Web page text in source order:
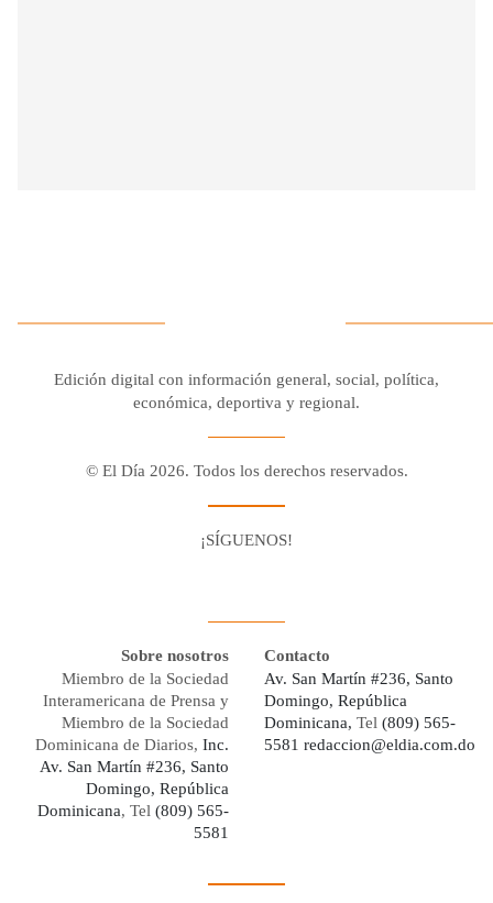
Edición digital con información general, social, política,
económica, deportiva y regional.
© El Día 2026. Todos los derechos reservados.
¡SÍGUENOS!
Sobre nosotros
Miembro de la Sociedad
Interamericana de Prensa y
Miembro de la Sociedad
Dominicana de Diarios, Inc.
Av. San Martín #236, Santo
Domingo, República
Dominicana, Tel (809) 565-
5581
Contacto
Av. San Martín #236, Santo
Domingo, República
Dominicana, Tel (809) 565-
5581 redaccion@eldia.com.do